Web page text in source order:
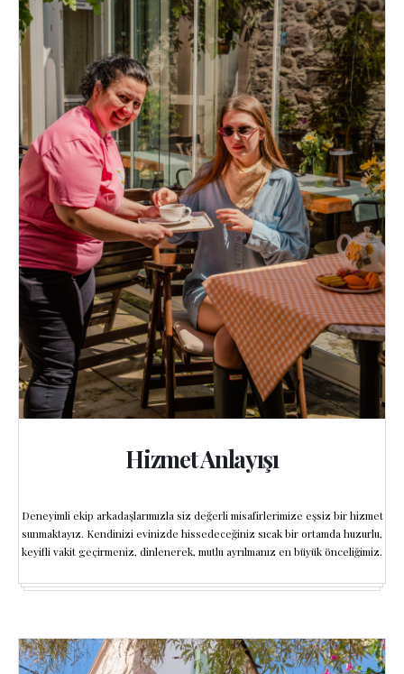
Hizmet Anlayışı
Deneyimli ekip arkadaşlarımızla siz değerli misafirlerimize eşsiz bir hizmet
sunmaktayız. Kendinizi evinizde hissedeceğiniz sıcak bir ortamda huzurlu,
keyifli vakit geçirmeniz, dinlenerek, mutlu ayrılmanız en büyük önceliğimiz.